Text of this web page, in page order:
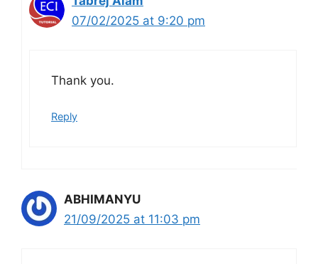
07/02/2025 at 9:20 pm
Thank you.
Reply
ABHIMANYU
21/09/2025 at 11:03 pm